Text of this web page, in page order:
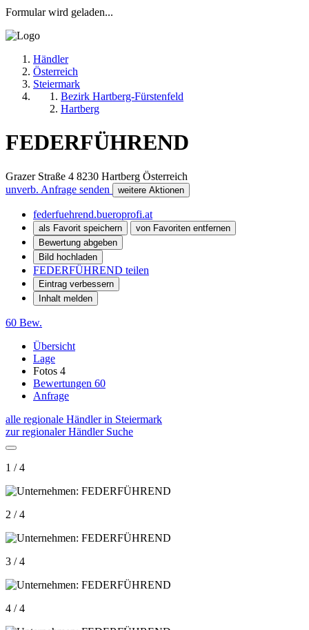
Formular wird geladen...
Händler
Österreich
Steiermark
Bezirk Hartberg-Fürstenfeld
Hartberg
FEDERFÜHREND
Grazer Straße 4 8230 Hartberg Österreich
unverb. Anfrage senden
weitere Aktionen
federfuehrend.bueroprofi.at
als Favorit speichern
von Favoriten entfernen
Bewertung abgeben
Bild hochladen
FEDERFÜHREND teilen
Eintrag verbessern
Inhalt melden
60 Bew.
Übersicht
Lage
Fotos 4
Bewertungen 60
Anfrage
alle regionale Händler in Steiermark
zur regionaler Händler Suche
1 / 4
2 / 4
3 / 4
4 / 4